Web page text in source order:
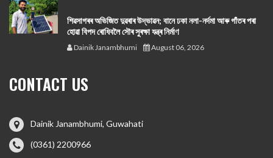
শিৱসাগৰৰ অভিজিত দুৱৰাৰ উদ্ভাৱন; বানে ঢকা নলা-নৰ্দমা আৰু গাঁতৰ পৰা
হোৱা বিপদ ৰোধিবলৈ সৌৰ সুৰক্ষা যন্ত্ৰ নিৰ্মাণ
Dainik Janambhumi August 06, 2026
CONTACT US
Dainik Janambhumi, Guwahati
(0361) 2200966